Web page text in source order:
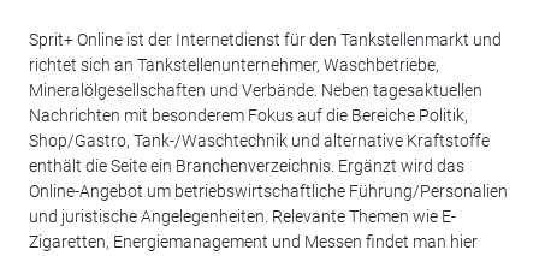
Sprit+ Online ist der Internetdienst für den Tankstellenmarkt und
richtet sich an Tankstellenunternehmer, Waschbetriebe,
Mineralölgesellschaften und Verbände. Neben tagesaktuellen
Nachrichten mit besonderem Fokus auf die Bereiche Politik,
Shop/Gastro, Tank-/Waschtechnik und alternative Kraftstoffe
enthält die Seite ein Branchenverzeichnis. Ergänzt wird das
Online-Angebot um betriebswirtschaftliche Führung/Personalien
und juristische Angelegenheiten. Relevante Themen wie E-
Zigaretten, Energiemanagement und Messen findet man hier